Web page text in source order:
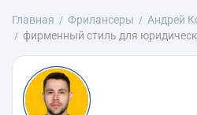
Главная Фрилансеры Андрей
фирменный стиль для